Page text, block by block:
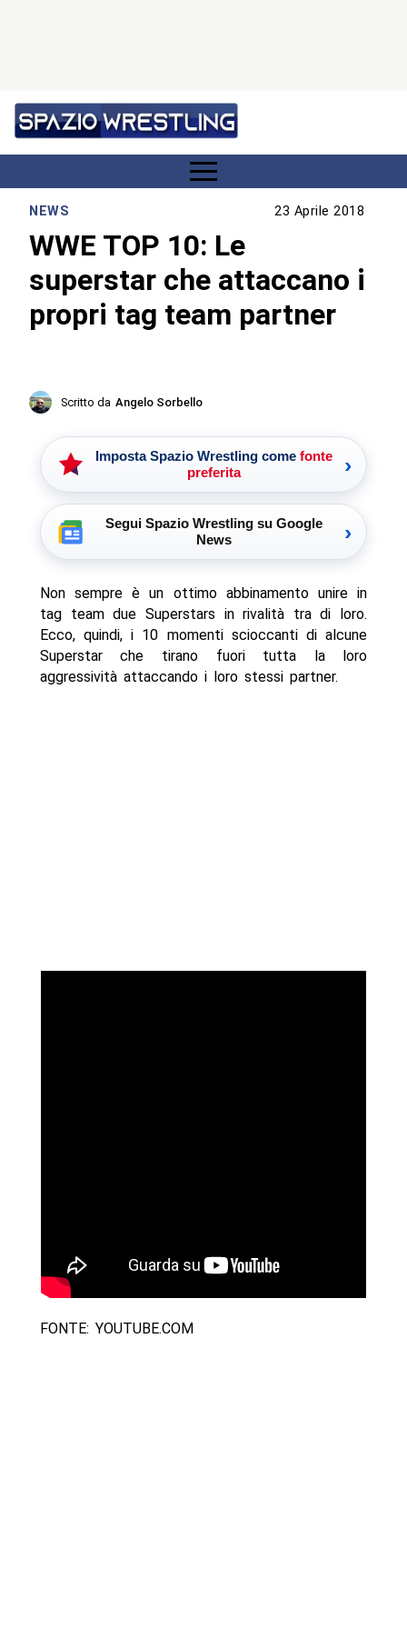
NEWS 23 Aprile 2018
WWE TOP 10: Le
superstar che attaccano i
propri tag team partner
Scritto da Angelo Sorbello
Imposta Spazio Wrestling come fonte
preferita
›
Segui Spazio Wrestling su Google
News
›
Non sempre è un ottimo abbinamento unire in
tag team due Superstars in rivalità tra di loro.
Ecco, quindi, i 10 momenti scioccanti di alcune
Superstar che tirano fuori tutta la loro
aggressività attaccando i loro stessi partner.
FONTE: YOUTUBE.COM